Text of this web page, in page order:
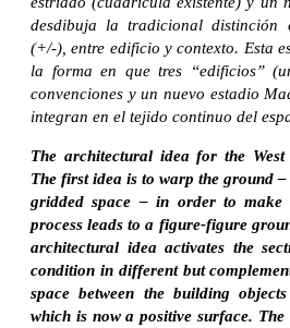
desdibuja la tradicional
(+/-), entre edificio y contexto. Esta
la forma en que tres “edificios”
convenciones y un nuevo estadio
integran en el tejido continuo
The architectural idea for the
The first idea is to warp the ground
gridded space – in order to
process leads to a figure-figure
architectural idea activates the
condition in different but
space between the building
which is now a positive surface. The